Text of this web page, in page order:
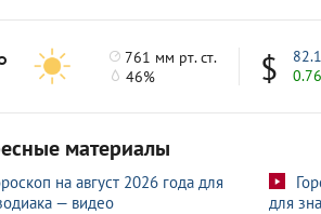
761 мм рт. ст.
46%
0.76
материалы
на август 2026 года для
— видео
для